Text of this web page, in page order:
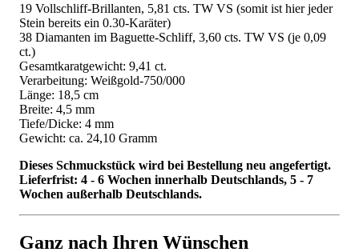
19 Vollschliff-Brillanten, 5,81 cts. TW VS (somit ist hier jeder
Stein bereits ein 0.30-Karäter)
38 Diamanten im Baguette-Schliff, 3,60 cts. TW VS (je 0,09
ct.)
Gesamtkaratgewicht: 9,41 ct.
Verarbeitung: Weißgold-750/000
Länge: 18,5 cm
Breite: 4,5 mm
Tiefe/Dicke: 4 mm
Gewicht: ca. 24,10 Gramm
Dieses Schmuckstück wird bei Bestellung neu angefertigt.
Lieferfrist: 4 - 6 Wochen innerhalb Deutschlands, 5 - 7
Wochen außerhalb Deutschlands.
Ganz nach Ihren Wünschen